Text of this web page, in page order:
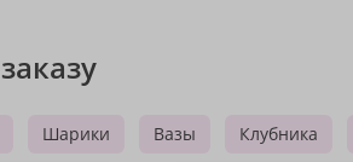
Шарики Вазы Клубника